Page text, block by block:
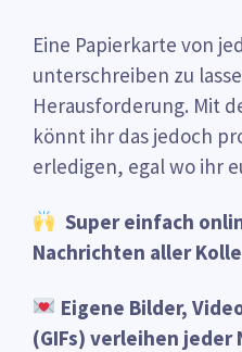
Eine Papierkarte von
unterschreiben zu
Herausforderung. Mit
könnt ihr das jedoch
erledigen, egal wo ihr
Super einfach
Nachrichten aller
Eigene Bilder,
(GIFs) verleihen jeder